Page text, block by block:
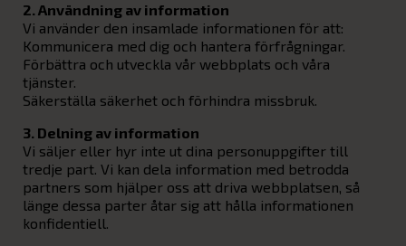
2. Användning av information
Vi använder den insamlade informationen för att:
Kommunicera med dig och hantera förfrågningar.
Förbättra och utveckla vår webbplats och våra
tjänster.
Säkerställa säkerhet och förhindra missbruk.
3. Delning av information
Vi säljer eller hyr inte ut dina personuppgifter till
tredje part. Vi kan dela information med betrodda
partners som hjälper oss att driva webbplatsen, så
länge dessa parter åtar sig att hålla informationen
konfidentiell.